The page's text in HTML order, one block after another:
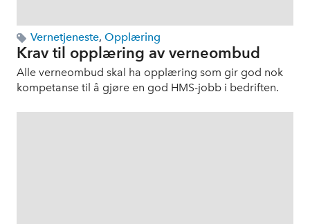
Vernetjeneste, Opplæring
Krav til opplæring av verneombud
Alle verneombud skal ha opplæring som gir god nok
kompetanse til å gjøre en god HMS-jobb i bedriften.